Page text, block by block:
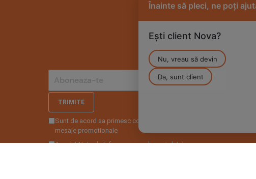
Înainte să pleci, ne poți
Ești client Nova?
Nu, vreau să devin
Da, sunt client
TRIMITE
Sunt de acord sa primesc comunicari comerciale si
mesaje promotionale
Am cititNota de Informare a prelucrarii datelor